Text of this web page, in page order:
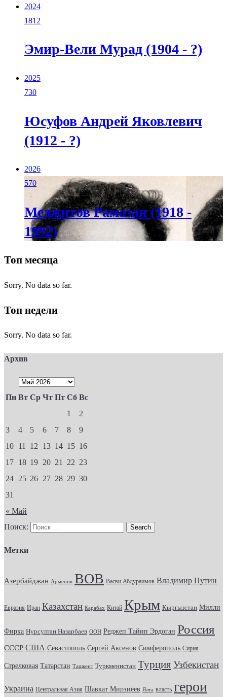
2024
1812
Эмир-Вели Мурад (1904 - ?)
2025
730
Юсуфов Андрей Яковлевич
(1912 - ?)
2026
570
Меджитов Рамазан (1918 -
1992)
Топ месяца
Sorry. No data so far.
Топ недели
Sorry. No data so far.
Архив
Пн Вт Ср Чт Пт Сб Вс
« Май
1
2
3
4 5 6 7 8
9
10 11 12 13 14 15 16
17 18 19 20 21 22 23
24 25 26 27 28 29 30
31
Поиск:
Метки
Азербайджан Армения ВОВ Васви Абдураимов Владимир Путин
Евразия Иран Казахстан Карабах Китай Крым Кыргызстан Милли
Фирка Нурсултан Назарбаев ООН Реджеп Тайип Эрдоган Россия
СССР США Севастополь Сергей Аксенов Симферополь Сирия
Стрелковая Татарстан Ташкент Туркменистан Турция Узбекистан
Украина Центральная Азия Шавкат Мирзиёев Ялта власть герои